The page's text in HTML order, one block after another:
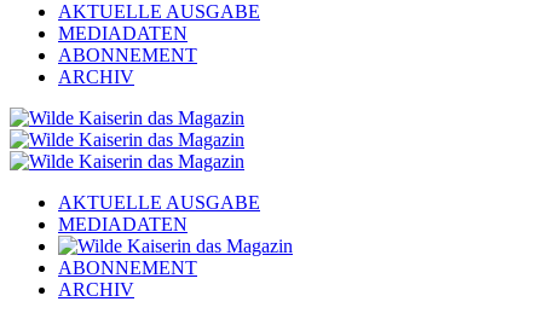
AKTUELLE AUSGABE
MEDIADATEN
ABONNEMENT
ARCHIV
AKTUELLE AUSGABE
MEDIADATEN
ABONNEMENT
ARCHIV